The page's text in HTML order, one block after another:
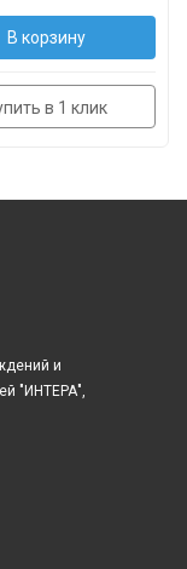
В корзину
в 1 клик
и
"ИНТЕРА",